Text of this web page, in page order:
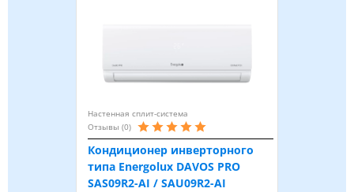
Настенная сплит-система
Отзывы (0)
Кондиционер инверторного
типа Energolux DAVOS PRO
SAS09R2-AI / SAU09R2-AI